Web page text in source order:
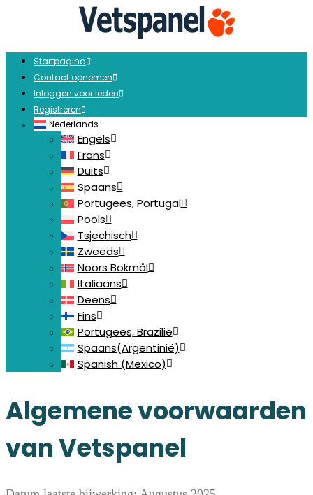
Startpagina
Contact opnemen
Inloggen voor leden
Registreren
Nederlands
Engels
Frans
Duits
Spaans
Portugees, Portugal
Pools
Tsjechisch
Zweeds
Noors Bokmål
Italiaans
Deens
Fins
Portugees, Brazilië
Spaans(Argentinië)
Spanish (Mexico)
Algemene voorwaarden
van Vetspanel